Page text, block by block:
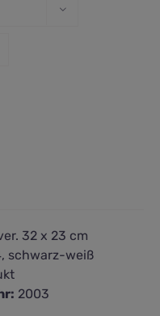
32 x 23 cm
schwarz-weiß
2003